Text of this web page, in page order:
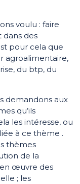
voulu : faire
dans des
pour cela que
agroalimentaire,
du btp, du
demandons aux
qu’ils
les intéresse, ou
à ce thème .
thèmes
de la
en œuvre des
; les